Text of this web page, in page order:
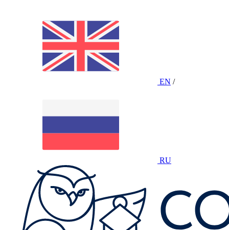
EN /
RU